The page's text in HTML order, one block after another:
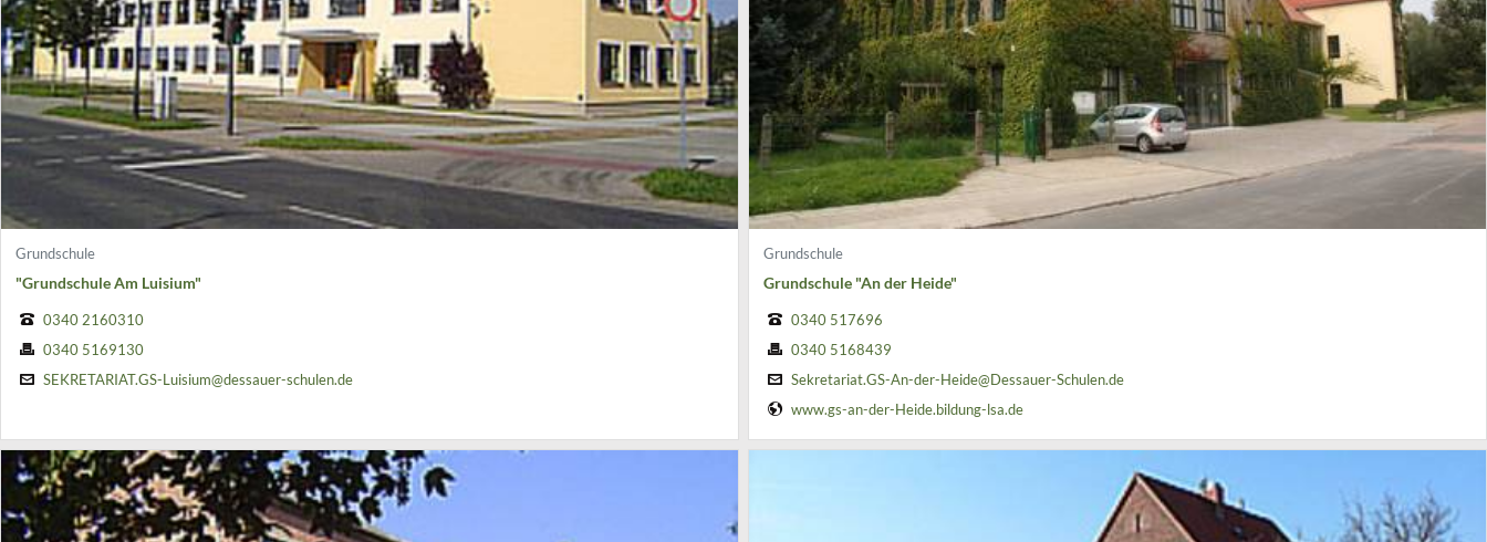
Grundschule
"Grundschule Am Luisium"
0340 2160310
0340 5169130
SEKRETARIAT.GS-Luisium@dessauer-schulen.de
Grundschule
Grundschule "An der Heide"
0340 517696
0340 5168439
Sekretariat.GS-An-der-Heide@Dessauer-Schulen.de
www.gs-an-der-Heide.bildung-lsa.de